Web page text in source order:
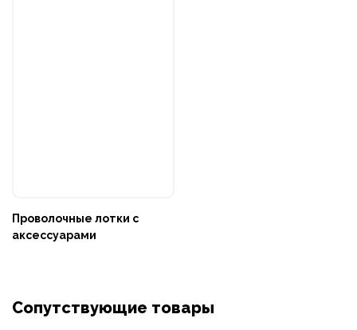
Проволочные лотки с
аксессуарами
Сопутствующие товары